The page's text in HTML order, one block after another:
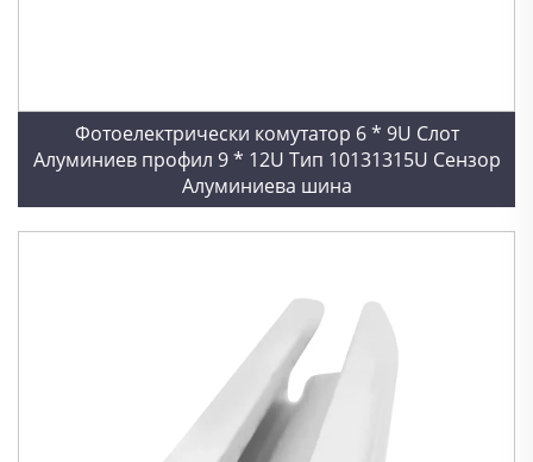
Фотоелектрически комутатор 6 * 9U Слот
Алуминиев профил 9 * 12U Тип 10131315U Сензор
Алуминиева шина